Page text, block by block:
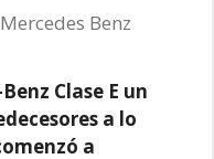
Benz
Clase E un
a lo
a